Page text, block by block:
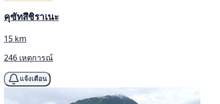
คุซัทสึชิราเนะ
15 km
246 เหตุการณ์
แจ้งเตือน